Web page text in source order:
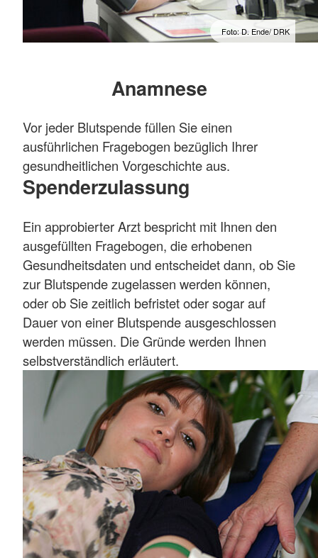
Foto: D. Ende/ DRK
Anamnese
Vor jeder Blutspende füllen Sie einen
ausführlichen Fragebogen bezüglich Ihrer
gesundheitlichen Vorgeschichte aus.
Spenderzulassung
Ein approbierter Arzt bespricht mit Ihnen den
ausgefüllten Fragebogen, die erhobenen
Gesundheitsdaten und entscheidet dann, ob Sie
zur Blutspende zugelassen werden können,
oder ob Sie zeitlich befristet oder sogar auf
Dauer von einer Blutspende ausgeschlossen
werden müssen. Die Gründe werden Ihnen
selbstverständlich erläutert.